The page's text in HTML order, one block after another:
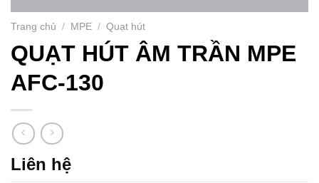
Trang chủ / MPE / Quạt hút
QUẠT HÚT ÂM TRẦN MPE
AFC-130
Liên hệ